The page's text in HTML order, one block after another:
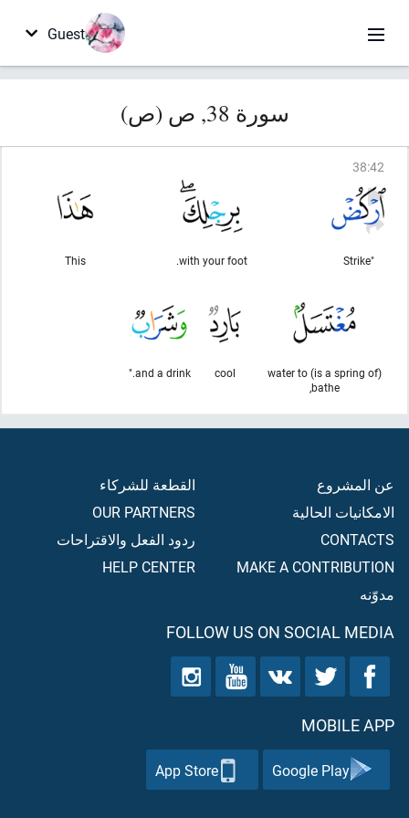
Guest
سورة 38, ص (ص)
38:42
"Strike
with your foot.
This
(is a spring of) water to
bathe,
cool
and a drink."
عن المشروع
الامكانيات الحالية
CONTACTS
MAKE A CONTRIBUTION
مدوّنه
القطعة للشركاء
OUR PARTNERS
ردود الفعل والاقتراحات
HELP CENTER
FOLLOW US ON SOCIAL MEDIA
MOBILE APP
Google Play
App Store